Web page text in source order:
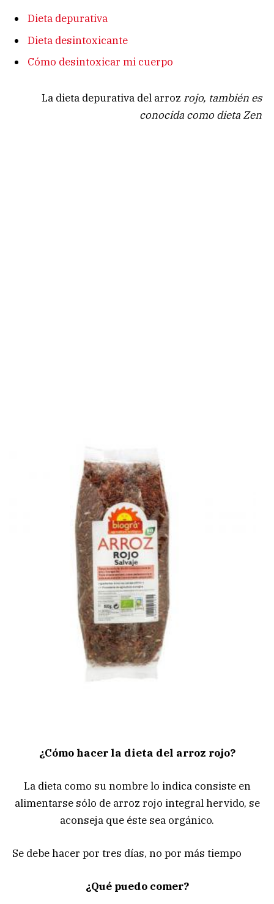
Dieta depurativa
Dieta desintoxicante
Cómo desintoxicar mi cuerpo
La dieta depurativa del arroz rojo, también es
conocida como dieta Zen
¿Cómo hacer la dieta del arroz rojo?
La dieta como su nombre lo indica consiste en
alimentarse sólo de arroz rojo integral hervido, se
aconseja que éste sea orgánico.
Se debe hacer por tres días, no por más tiempo
¿Qué puedo comer?